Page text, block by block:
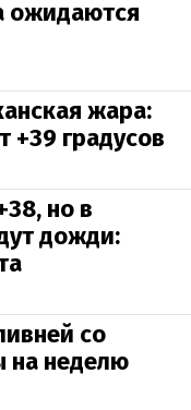
ожидаются
жара:
+39 градусов
но в
дожди:
со
на неделю